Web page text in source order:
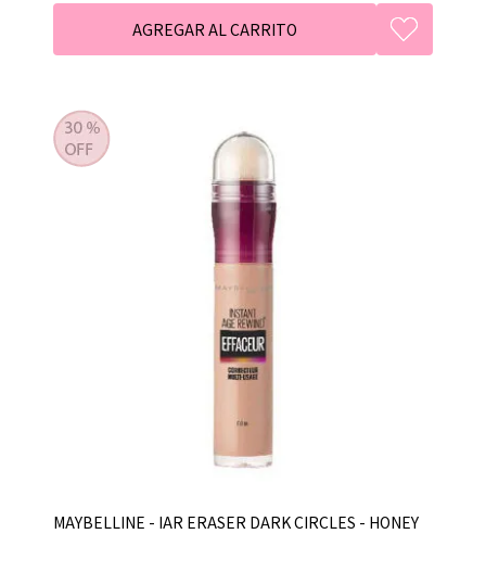
MAYBELLINE - IAR ERASER DARK CIRCLES - HONEY